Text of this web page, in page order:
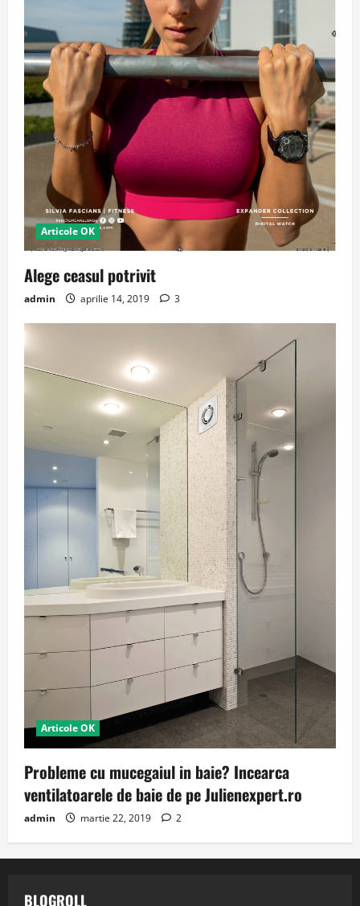
Articole OK
Alege ceasul potrivit
admin aprilie 14, 2019 3
Articole OK
Probleme cu mucegaiul in baie? Incearca
ventilatoarele de baie de pe Julienexpert.ro
admin martie 22, 2019 2
BLOGROLL